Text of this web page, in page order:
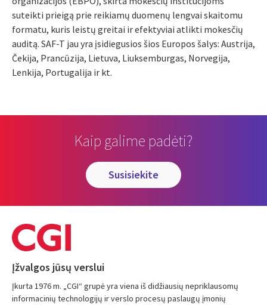
suteikti prieigą prie reikiamų duomenų lengvai skaitomu
formatu, kuris leistų greitai ir efektyviai atlikti mokesčių
auditą. SAF-T jau yra įsidiegusios šios Europos šalys: Austrija,
Čekija, Prancūzija, Lietuva, Liuksemburgas, Norvegija,
Lenkija, Portugalija ir kt.
Kaip galime padėti?
susisiekite
Įžvalgos jūsų verslui
Įkurta 1976 m. „CGI“ grupė yra viena iš didžiausių nepriklausomų
informacinių technologijų ir verslo procesų paslaugų įmonių